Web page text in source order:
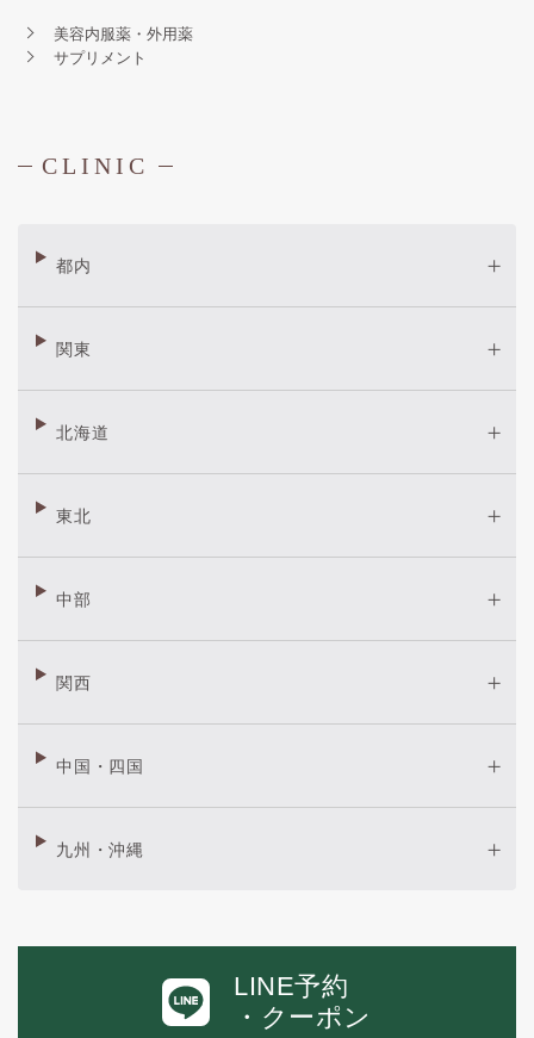
美容内服薬・外用薬
サプリメント
CLINIC
都内
関東
北海道
東北
中部
関西
中国・四国
九州・沖縄
LINE予約
・クーポン